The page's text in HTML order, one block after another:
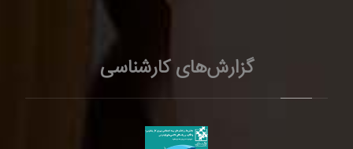
گزارش‌های کارشناسی